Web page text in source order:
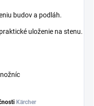
budov a podláh.
uloženie na stenu.
Kärcher